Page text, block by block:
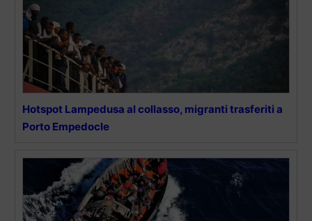
Hotspot Lampedusa al collasso, migranti trasferiti a
Porto Empedocle